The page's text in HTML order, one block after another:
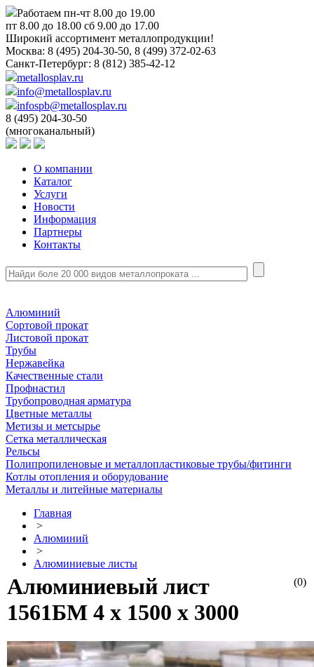
Работаем пн-чт 8.00 до 19.00
пт 8.00 до 18.00 сб 9.00 до 17.00
Широкий ассортимент металлопродукции!
Москва: 8 (495) 204-30-50, 8 (499) 372-02-63
Санкт-Петербург: 8 (812) 385-42-12
metallosplav.ru
info@metallosplav.ru
infospb@metallosplav.ru
8 (495) 204-30-50
(многоканальный)
О компании
Каталог
Услуги
Новости
Информация
Партнеры
Контакты
Алюминий
Сортовой прокат
Листовой прокат
Трубы
Нержавейка
Качественные стали
Профнастил
Трубопроводная арматура
Цветные металлы
Метизы и метсырье
Сетка металлическая
Рельсы
Полипропиленовые и металлопластиковые трубы/фитинги
Котлы отопления и оборудование
Металлы и литейные материалы
Главная
>
Алюминий
>
Алюминиевые листы
(0)
Алюминиевый лист
1561БМ 4 х 1500 х 3000